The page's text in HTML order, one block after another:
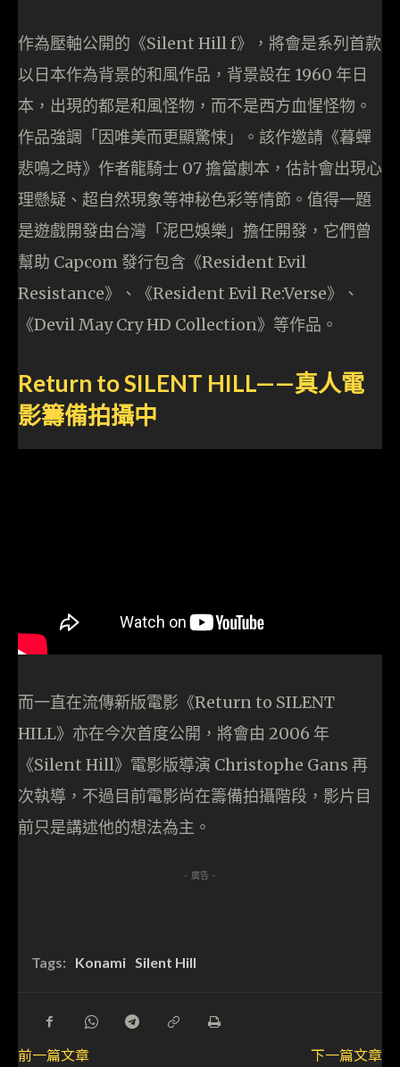
作為壓軸公開的《Silent Hill f》，將會是系列首款
以日本作為背景的和風作品，背景設在 1960 年日
本，出現的都是和風怪物，而不是西方血惺怪物。
作品強調「因唯美而更顯驚悚」。該作邀請《暮蟬
悲鳴之時》作者龍騎士 07 擔當劇本，估計會出現心
理懸疑、超自然現象等神秘色彩等情節。值得一題
是遊戲開發由台灣「泥巴娛樂」擔任開發，它們曾
幫助 Capcom 發行包含《Resident Evil
Resistance》、《Resident Evil Re:Verse》、
《Devil May Cry HD Collection》等作品。
Return to SILENT HILL——真人電
影籌備拍攝中
而一直在流傳新版電影《Return to SILENT
HILL》亦在今次首度公開，將會由 2006 年
《Silent Hill》電影版導演 Christophe Gans 再
次執導，不過目前電影尚在籌備拍攝階段，影片目
前只是講述他的想法為主。
- 廣告 -
Tags: Konami Silent Hill
前一篇文章
下一篇文章